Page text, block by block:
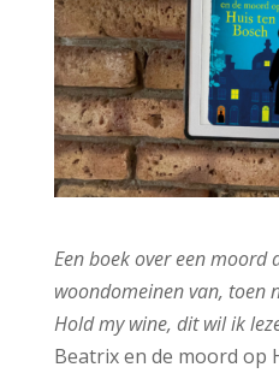
Een boek over een moord
woondomeinen van, toen
Hold my wine, dit wil ik
Beatrix en de moord op